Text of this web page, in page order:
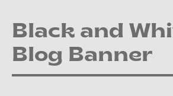
Black and
Blog Banner